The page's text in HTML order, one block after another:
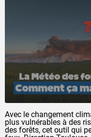
Avec le changement
plus vulnérables à des
des forêts, cet outil qui